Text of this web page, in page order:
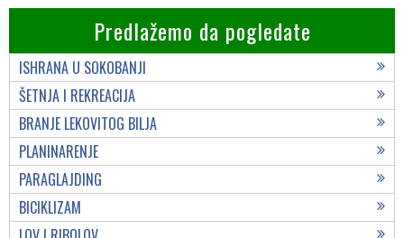
Predlažemo da pogledate
ISHRANA U SOKOBANJI
ŠETNJA I REKREACIJA
BRANJE LEKOVITOG BILJA
PLANINARENJE
PARAGLAJDING
BICIKLIZAM